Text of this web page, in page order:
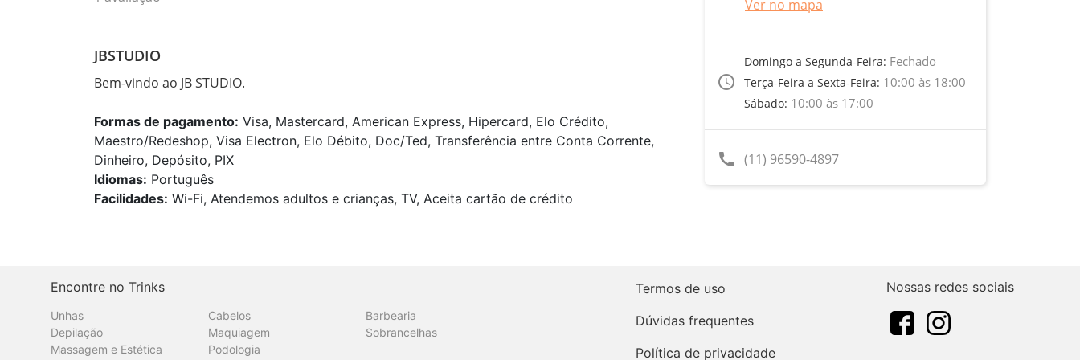
JBSTUDIO
Bem-vindo ao JB STUDIO.
Formas de pagamento: Visa, Mastercard, American Express, Hipercard, Elo Crédito,
Maestro/Redeshop, Visa Electron, Elo Débito, Doc/Ted, Transferência entre Conta Corrente,
Dinheiro, Depósito, PIX
Idiomas: Português
Facilidades: Wi-Fi, Atendemos adultos e crianças, TV, Aceita cartão de crédito
Ver no mapa
access_time
Domingo a Segunda-Feira: Fechado
Terça-Feira a Sexta-Feira: 10:00 às 18:00
Sábado: 10:00 às 17:00
call (11) 96590-4897
Encontre no Trinks
Unhas Cabelos
Barbearia
Depilação
Maquiagem
Sobrancelhas
Massagem e Estética
Podologia
Termos de uso
Dúvidas frequentes
Política de privacidade
Nossas redes sociais